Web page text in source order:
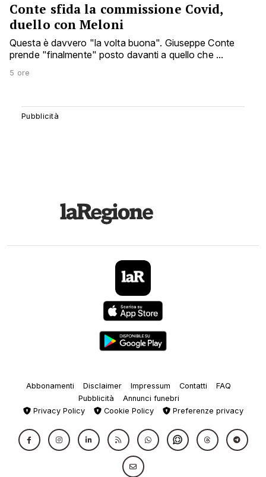
Conte sfida la commissione Covid,
duello con Meloni
Questa è davvero "la volta buona". Giuseppe Conte
prende "finalmente" posto davanti a quello che ...
5 ore
Abbonamenti Disclaimer Impressum Contatti
FAQ
Pubblicità
Annunci funebri
Privacy Policy
Cookie Policy Preferenze privacy